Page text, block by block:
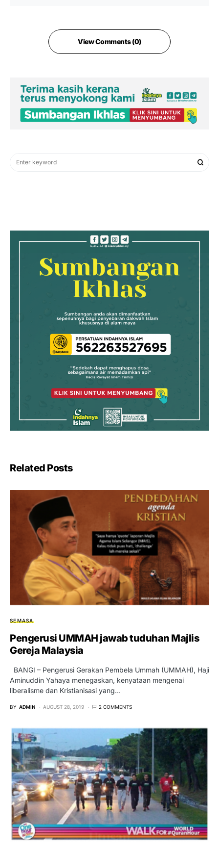
View Comments (0)
Related Posts
SEMASA
Pengerusi UMMAH jawab tuduhan Majlis
Gereja Malaysia
BANGI – Pengerusi Gerakan Pembela Ummah (UMMAH), Haji
Aminuddin Yahaya menegaskan, kenyataan mengenai
liberalisme dan Kristianisasi yang…
BY ADMIN AUGUST 28, 2019 2 COMMENTS